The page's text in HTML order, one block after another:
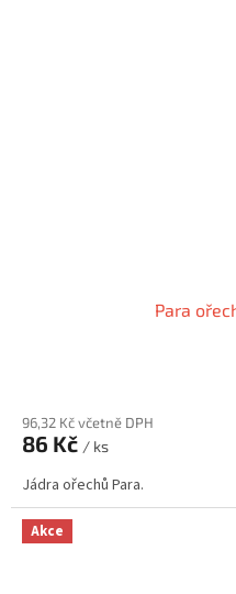
Para
96,32 Kč včetně DPH
86 Kč / ks
Jádra ořechů Para.
Akce